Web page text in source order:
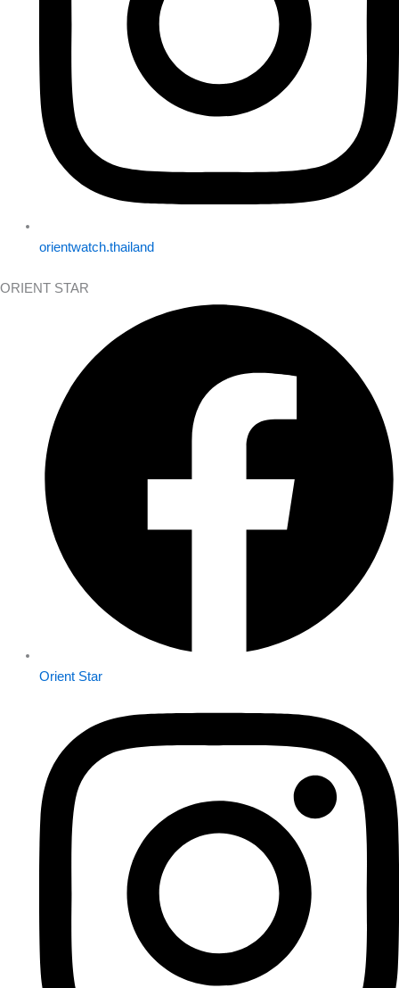
orientwatch.thailand
ORIENT STAR
Orient Star